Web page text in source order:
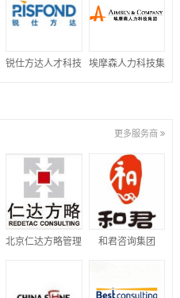
锐仕方达人才科技 埃摩森人力科技集
更多服务商
北京仁达方略管理 和君咨询集团